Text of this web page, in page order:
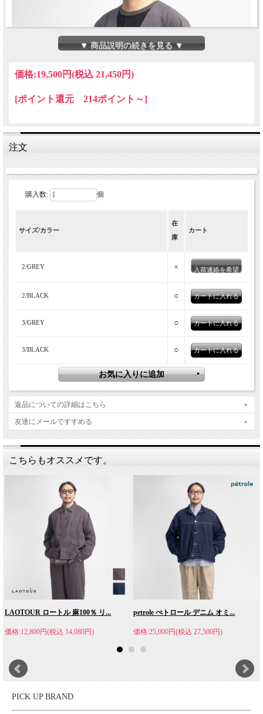
トエアを用いたカーディガン。軽量で、
ってシルエットの変化も楽しめる機能的
MANUAL ALPHABET(マニュアルアルファベッ
MANUAL ALPHABET（マニュアルアルファベット）はシャツを
基本としたメーカー発国産ブランド。MANUAL ALPHABET（マ
ニュアルアルファベット）は"点字"を意味し、 実際に手に取って
商品の良さを確かめて欲しいという想いから名づけられていま
す。メーカーだからこそ、気付くヒントを基にクオリティ、コス
トを大事にし、 高いから良い、安いから悪いでなく、時代の流
れにあった、最適なバランスを探求しています。ディテールとシ
ルエットのデザイン性を兼ね備えることで生まれる「佇まい」を
大事に、「大人が楽しくなるシャツ」を創り続けていきます。
▼ 商品説明の続きを見る ▼
価格:19,500円(税込 21,450円)
[ポイント還元 214ポイント～]
注文
購入数: 個
サイズ/カラー
在
庫
カート
2/GREY × 入荷連絡を希望
2/BLACK ○
3/GREY ○
3/BLACK ○
返品についての詳細はこちら
友達にメールですすめる
こちらもオススメです。
LAOTOUR ロートル 麻100％ リ...
価格:12,800円(税込 14,080円)
petrole ぺトロール デニム オミ...
価格:25,000円(税込 27,500円)
PICK UP BRAND